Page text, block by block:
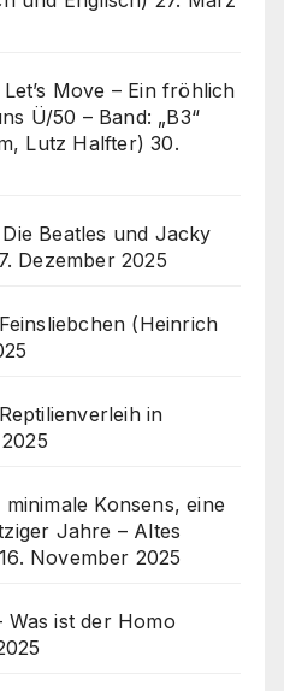
Move – Ein fröhlich
Ü/50 – Band: „B3“
Lutz Halfter) 30.
Beatles und Jacky
Dezember 2025
(Heinrich
in
Konsens, eine
Jahre – Altes
16. November 2025
Was ist der Homo